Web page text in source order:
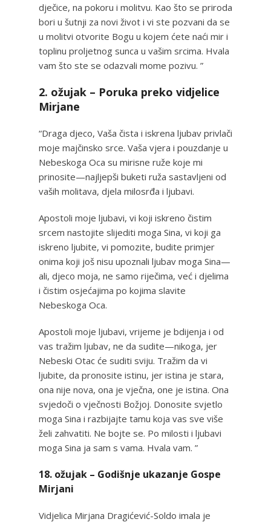
dječice, na pokoru i molitvu. Kao što se priroda
bori u šutnji za novi život i vi ste pozvani da se
u molitvi otvorite Bogu u kojem ćete naći mir i
toplinu proljetnog sunca u vašim srcima. Hvala
vam što ste se odazvali mome pozivu. ”
2. ožujak – Poruka preko vidjelice
Mirjane
“Draga djeco, Vaša čista i iskrena ljubav privlači
moje majčinsko srce. Vaša vjera i pouzdanje u
Nebeskoga Oca su mirisne ruže koje mi
prinosite—najljepši buketi ruža sastavljeni od
vaših molitava, djela milosrđa i ljubavi.
Apostoli moje ljubavi, vi koji iskreno čistim
srcem nastojite slijediti moga Sina, vi koji ga
iskreno ljubite, vi pomozite, budite primjer
onima koji još nisu upoznali ljubav moga Sina—
ali, djeco moja, ne samo riječima, već i djelima
i čistim osjećajima po kojima slavite
Nebeskoga Oca.
Apostoli moje ljubavi, vrijeme je bdijenja i od
vas tražim ljubav, ne da sudite—nikoga, jer
Nebeski Otac će suditi sviju. Tražim da vi
ljubite, da pronosite istinu, jer istina je stara,
ona nije nova, ona je vječna, one je istina. Ona
svjedoči o vječnosti Božjoj. Donosite svjetlo
moga Sina i razbijajte tamu koja vas sve više
želi zahvatiti. Ne bojte se. Po milosti i ljubavi
moga Sina ja sam s vama. Hvala vam. ”
18. ožujak – Godišnje ukazanje Gospe
Mirjani
Vidjelica Mirjana Dragićević-Soldo imala je